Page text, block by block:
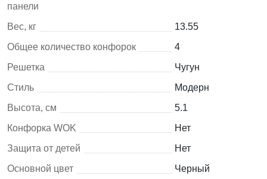
панели
Вес, кг
13.55
Общее количество конфорок
4
Решетка
Чугун
Стиль
Модерн
Высота, см
5.1
Конфорка WOK
Нет
Защита от детей
Нет
Основной цвет
Черный